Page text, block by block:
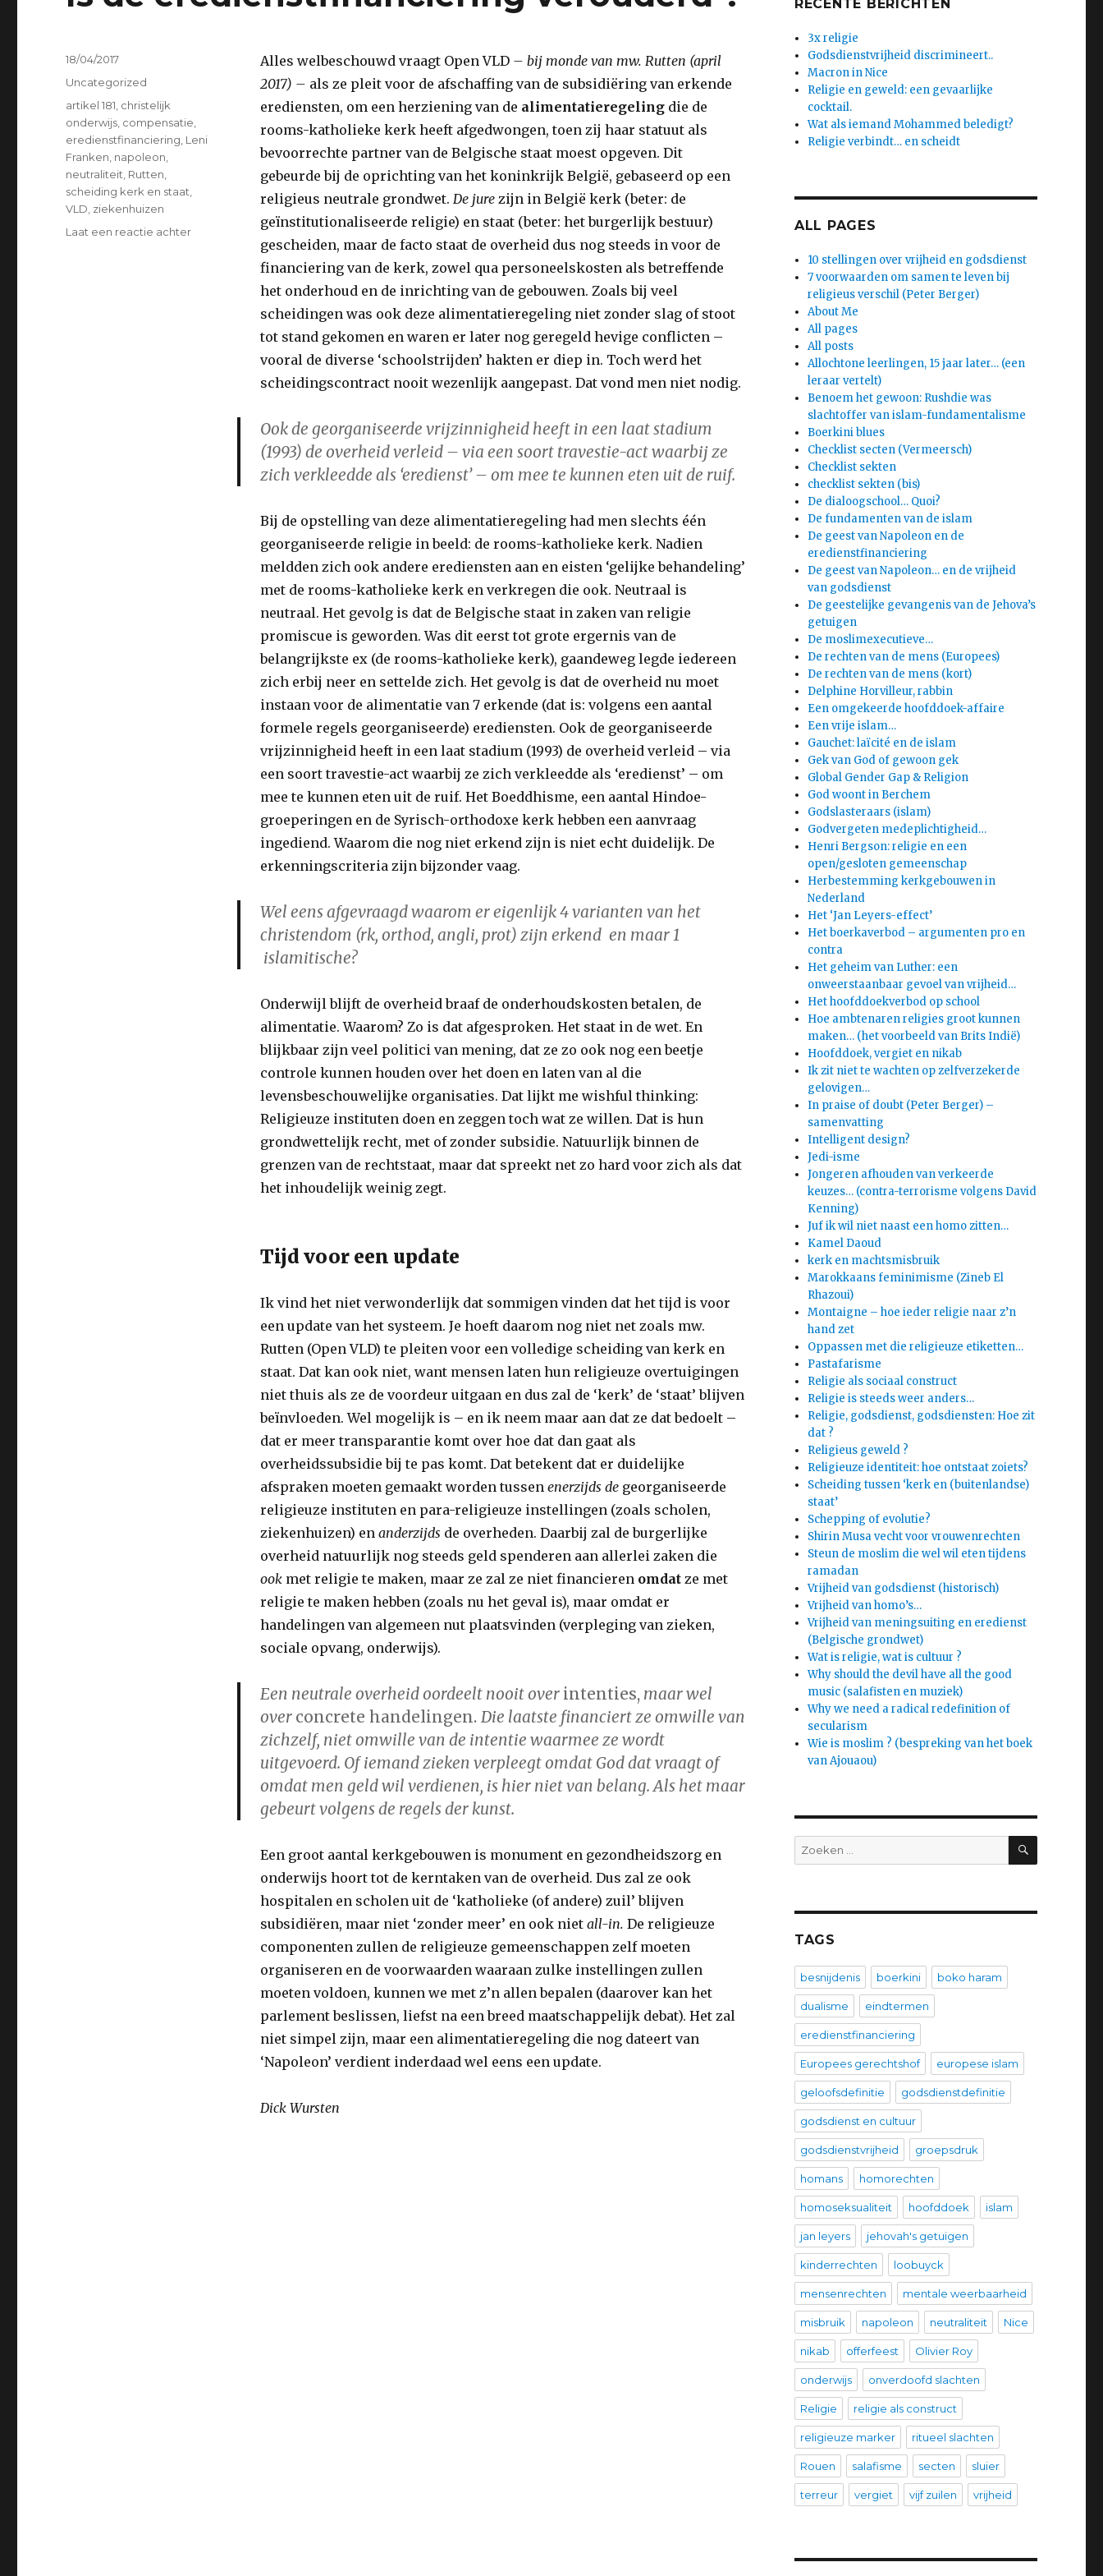
Alles welbeschouwd vraagt Open VLD – bij monde van mw. Rutten (april
2017) – als ze pleit voor de afschaffing van de subsidiëring van erkende
erediensten, om een herziening van de alimentatieregelingdie de
rooms-katholieke kerk heeft afgedwongen, toen zij haar statuut als
bevoorrechte partner van de Belgische staat moest opgeven. Dit
gebeurde bij de oprichting van het koninkrijk België, gebaseerd op een
religieus neutrale grondwet. De jurezijn in België kerk (beter: de
geïnstitutionaliseerde religie) en staat (beter: het burgerlijk bestuur)
gescheiden, maar de facto staat de overheid dus nog steeds in voor de
financiering van de kerk, zowel qua personeelskosten als betreffende
het onderhoud en de inrichting van de gebouwen. Zoals bij veel
scheidingen was ook deze alimentatieregeling niet zonder slag of stoot
tot stand gekomen en waren er later nog geregeld hevige conflicten –
vooral de diverse ‘schoolstrijden’ hakten er diep in. Toch werd het
scheidingscontract nooit wezenlijk aangepast. Dat vond men niet nodig.
Ook de georganiseerde vrijzinnigheid heeft in een laat stadium
(1993) de overheid verleid – via een soort travestie-act waarbij ze
zich verkleedde als ‘eredienst’ – om mee te kunnen eten uit de ruif.
Bij de opstelling van deze alimentatieregeling had men slechts één
georganiseerde religie in beeld: de rooms-katholieke kerk. Nadien
meldden zich ook andere erediensten aan en eisten ‘gelijke behandeling’
met de rooms-katholieke kerk en verkregen die ook. Neutraal is
neutraal. Het gevolg is dat de Belgische staat in zaken van religie
promiscue is geworden. Was dit eerst tot grote ergernis van de
belangrijkste ex (de rooms-katholieke kerk), gaandeweg legde iedereen
zich erbij neer en settelde zich. Het gevolg is dat de overheid nu moet
instaan voor de alimentatie van 7 erkende (dat is: volgens een aantal
formele regels georganiseerde) erediensten. Ook de georganiseerde
vrijzinnigheid heeft in een laat stadium (1993) de overheid verleid – via
een soort travestie-act waarbij ze zich verkleedde als ‘eredienst’ – om
mee te kunnen eten uit de ruif. Het Boeddhisme, een aantal Hindoe-
groeperingen en de Syrisch-orthodoxe kerk hebben een aanvraag
ingediend. Waarom die nog niet erkend zijn is niet echt duidelijk. De
erkenningscriteria zijn bijzonder vaag.
Wel eens afgevraagd waarom er eigenlijk 4 varianten van het
christendom (rk, orthod, angli, prot) zijn erkend en maar 1
islamitische?
Onderwijl blijft de overheid braaf de onderhoudskosten betalen, de
alimentatie. Waarom? Zo is dat afgesproken. Het staat in de wet. En
blijkbaar zijn veel politici van mening, dat ze zo ook nog een beetje
controle kunnen houden over het doen en laten van al die
levensbeschouwelijke organisaties. Dat lijkt me wishful thinking:
Religieuze instituten doen en zeggen toch wat ze willen. Dat is hun
grondwettelijk recht, met of zonder subsidie. Natuurlijk binnen de
grenzen van de rechtstaat, maar dat spreekt net zo hard voor zich als dat
het inhoudelijk weinig zegt.
Tijd voor een update
Ik vind het niet verwonderlijk dat sommigen vinden dat het tijd is voor
een update van het systeem. Je hoeft daarom nog niet net zoals mw.
Rutten (Open VLD) te pleiten voor een volledige scheiding van kerk en
staat. Dat kan ook niet, want mensen laten hun religieuze overtuigingen
niet thuis als ze de voordeur uitgaan en dus zal de ‘kerk’ de ‘staat’ blijven
beïnvloeden. Wel mogelijk is – en ik neem maar aan dat ze dat bedoelt –
dat er meer transparantie komt over hoe dat dan gaat als
overheidssubsidie bij te pas komt. Dat betekent dat er duidelijke
afspraken moeten gemaakt worden tussen enerzijds de georganiseerde
religieuze instituten en para-religieuze instellingen (zoals scholen,
ziekenhuizen) en anderzijds de overheden. Daarbij zal de burgerlijke
overheid natuurlijk nog steeds geld spenderen aan allerlei zaken die
ook met religie te maken, maar ze zal ze niet financieren omdatze met
religie te maken hebben (zoals nu het geval is), maar omdat er
handelingen van algemeen nut plaatsvinden (verpleging van zieken,
sociale opvang, onderwijs).
Een neutrale overheid oordeelt nooit over intenties, maar wel
over concrete handelingen. Die laatste financiert ze omwille van
zichzelf, niet omwille van de intentie waarmee ze wordt
uitgevoerd. Of iemand zieken verpleegt omdat God dat vraagt of
omdat men geld wil verdienen, is hier niet van belang. Als het maar
gebeurt volgens de regels der kunst.
Een groot aantal kerkgebouwen is monument en gezondheidszorg en
onderwijs hoort tot de kerntaken van de overheid. Dus zal ze ook
hospitalen en scholen uit de ‘katholieke (of andere) zuil’ blijven
subsidiëren, maar niet ‘zonder meer’ en ook niet all-in. De religieuze
componenten zullen de religieuze gemeenschappen zelf moeten
organiseren en de voorwaarden waaraan zulke instellingen zullen
moeten voldoen, kunnen we met z’n allen bepalen (daarover kan het
parlement beslissen, liefst na een breed maatschappelijk debat). Het zal
niet simpel zijn, maar een alimentatieregeling die nog dateert van
‘Napoleon’ verdient inderdaad wel eens een update.
Dick Wursten
Geplaatst
18/04/2017
Categorieën
Uncategorized
Tags
artikel 181 christelijk
onderwijs compensatie
eredienstfinanciering Leni
Franken napoleon
neutraliteit Rutten
scheiding kerk en staat
VLD ziekenhuizen
Laat een reactie achterop
eredienstfinanciering
RECENTE BERICHTEN
3x religie
Godsdienstvrijheid discrimineert..
Macron in Nice
Religie en geweld: een gevaarlijke
cocktail.
Wat als iemand Mohammed beledigt?
Religie verbindt… en scheidt
ALL PAGES
10 stellingen over vrijheid en godsdienst
7 voorwaarden om samen te leven bij
religieus verschil (Peter Berger)
About Me
All pages
All posts
Allochtone leerlingen, 15 jaar later… (een
leraar vertelt)
Benoem het gewoon: Rushdie was
slachtoffer van islam-fundamentalisme
Boerkini blues
Checklist secten (Vermeersch)
Checklist sekten
checklist sekten (bis)
De dialoogschool… Quoi?
De fundamenten van de islam
De geest van Napoleon en de
eredienstfinanciering
De geest van Napoleon… en de vrijheid
van godsdienst
De geestelijke gevangenis van de Jehova’s
getuigen
De moslimexecutieve…
De rechten van de mens (Europees)
De rechten van de mens (kort)
Delphine Horvilleur, rabbin
Een omgekeerde hoofddoek-affaire
Een vrije islam…
Gauchet: laïcité en de islam
Gek van God of gewoon gek
Global Gender Gap & Religion
God woont in Berchem
Godslasteraars (islam)
Godvergeten medeplichtigheid…
Henri Bergson: religie en een
open/gesloten gemeenschap
Herbestemming kerkgebouwen in
Nederland
Het ‘Jan Leyers-effect’
Het boerkaverbod – argumenten pro en
contra
Het geheim van Luther: een
onweerstaanbaar gevoel van vrijheid…
Het hoofddoekverbod op school
Hoe ambtenaren religies groot kunnen
maken… (het voorbeeld van Brits Indië)
Hoofddoek, vergiet en nikab
Ik zit niet te wachten op zelfverzekerde
gelovigen…
In praise of doubt (Peter Berger) –
samenvatting
Intelligent design?
Jedi-isme
Jongeren afhouden van verkeerde
keuzes… (contra-terrorisme volgens David
Kenning)
Juf ik wil niet naast een homo zitten…
Kamel Daoud
kerk en machtsmisbruik
Marokkaans feminimisme (Zineb El
Rhazoui)
Montaigne – hoe ieder religie naar z’n
hand zet
Oppassen met die religieuze etiketten…
Pastafarisme
Religie als sociaal construct
Religie is steeds weer anders…
Religie, godsdienst, godsdiensten: Hoe zit
dat ?
Religieus geweld ?
Religieuze identiteit: hoe ontstaat zoiets?
Scheiding tussen ‘kerk en (buitenlandse)
staat’
Schepping of evolutie?
Shirin Musa vecht voor vrouwenrechten
Steun de moslim die wel wil eten tijdens
ramadan
Vrijheid van godsdienst (historisch)
Vrijheid van homo’s…
Vrijheid van meningsuiting en eredienst
(Belgische grondwet)
Wat is religie, wat is cultuur ?
Why should the devil have all the good
music (salafisten en muziek)
Why we need a radical redefinition of
secularism
Wie is moslim ? (bespreking van het boek
van Ajouaou)
Zoeken
naar:
ZOEKEN
TAGS
besnijdenis boerkini boko haram
dualisme eindtermen
eredienstfinanciering
Europees gerechtshof europese islam
geloofsdefinitie godsdienstdefinitie
godsdienst en cultuur
godsdienstvrijheid groepsdruk
homans homorechten
homoseksualiteit hoofddoek islam
jan leyers jehovah's getuigen
kinderrechten loobuyck
mensenrechten mentale weerbaarheid
misbruik napoleon neutraliteit Nice
nikab offerfeest Olivier Roy
onderwijs onverdoofd slachten
Religie religie als construct
religieuze marker ritueel slachten
Rouen salafisme secten sluier
terreur vergiet vijf zuilen vrijheid